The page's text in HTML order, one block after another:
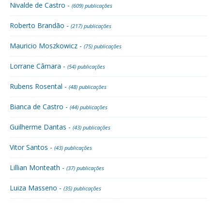
Nivalde de Castro - (609) publicações
Roberto Brandão - (217) publicações
Mauricio Moszkowicz - (75) publicações
Lorrane Câmara - (54) publicações
Rubens Rosental - (48) publicações
Bianca de Castro - (44) publicações
Guilherme Dantas - (43) publicações
Vitor Santos - (43) publicações
Lillian Monteath - (37) publicações
Luiza Masseno - (35) publicações